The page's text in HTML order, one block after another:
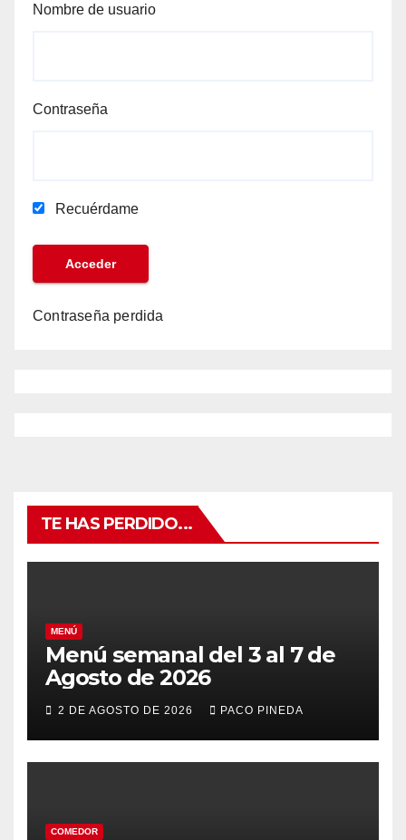
Nombre de usuario
Contraseña
Recuérdame
Contraseña perdida
TE HAS PERDIDO...
MENÚ
Menú semanal del 3 al 7 de
Agosto de 2026
2 DE AGOSTO DE 2026 PACO PINEDA
COMEDOR